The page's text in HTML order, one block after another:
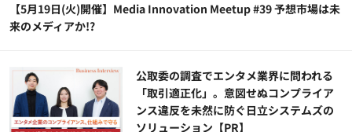
【5月19日(火)開催】Media Innovation Meetup #39 予想市場は未
来のメディアか!?
公​​取委の調査でエンタメ業界に問われる
「取引適正化」。意図せぬコンプライア
ンス違反を未然に防ぐ日立システムズの
ソリューション​【PR】